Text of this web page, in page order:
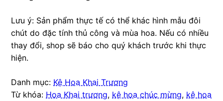
Lưu ý: Sản phẩm thực tế có thể khác hình mẫu đôi
chút do đặc tính thủ công và mùa hoa. Nếu có nhiều
thay đổi, shop sẽ báo cho quý khách trước khi thực
hiện.
Danh mục: Kệ Hoa Khai Trương
Từ khóa: Hoa Khai trương, kệ hoa chúc mừng, kệ hoa